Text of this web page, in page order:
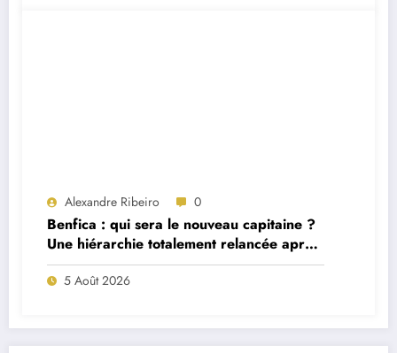
Alexandre Ribeiro 0
Benfica : qui sera le nouveau capitaine ?
Une hiérarchie totalement relancée après
deux départs majeurs
5 Août 2026